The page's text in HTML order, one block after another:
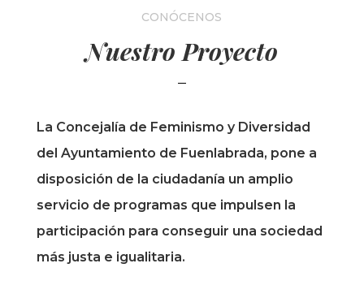
CONÓCENOS
Nuestro Proyecto
La Concejalía de Feminismo y Diversidad
del Ayuntamiento de Fuenlabrada, pone a
disposición de la ciudadanía un amplio
servicio de programas que impulsen la
participación para conseguir una sociedad
más justa e igualitaria.